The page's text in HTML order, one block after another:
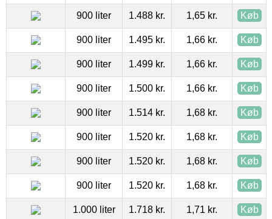
900 liter 1.488 kr. 1,65 kr. Køb
900 liter 1.495 kr. 1,66 kr. Køb
900 liter 1.499 kr. 1,66 kr. Køb
900 liter 1.500 kr. 1,66 kr. Køb
900 liter 1.514 kr. 1,68 kr. Køb
900 liter 1.520 kr. 1,68 kr. Køb
900 liter 1.520 kr. 1,68 kr. Køb
900 liter 1.520 kr. 1,68 kr. Køb
1.000 liter 1.718 kr. 1,71 kr. Køb